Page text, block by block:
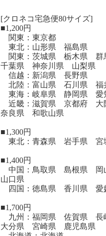
[クロネコ宅急便80サイズ]
■1,200円
関東：東京都
東北：山形県 福島県
関東：茨城県 栃木県
千葉県 神奈川県 山梨県
信越：新潟県 長野県
北陸：富山県 石川県 福
東海：岐阜県 静岡県 愛
近畿：滋賀県 京都府
奈良県 和歌山県
■1,300円
東北：青森県 岩手県 宮
■1,400円
中国：鳥取県 島根県
山口県
四国：徳島県 香川県 愛
■1,700円
九州：福岡県 佐賀県
大分県 宮崎県 鹿児島県